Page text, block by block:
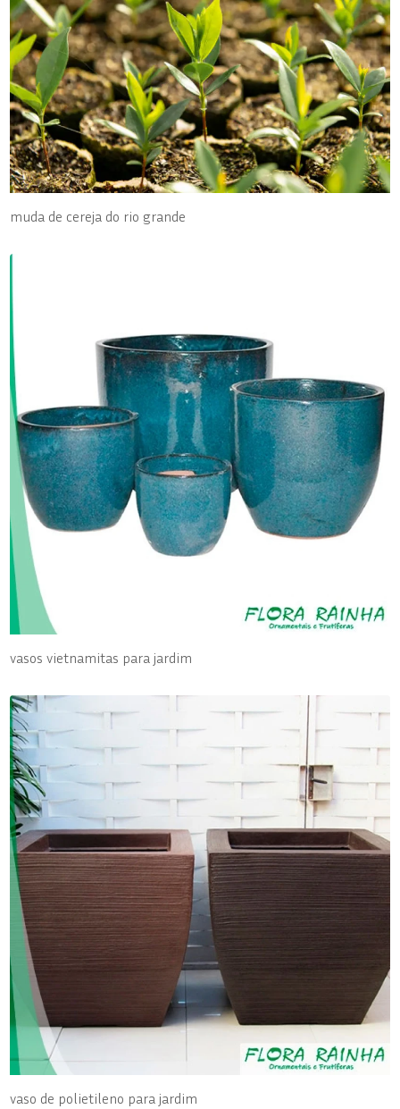
muda de cereja do rio grande
vasos vietnamitas para jardim
vaso de polietileno para jardim